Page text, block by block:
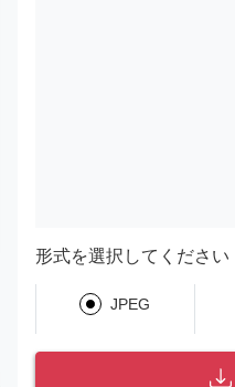
形式を選択してください
JPEG